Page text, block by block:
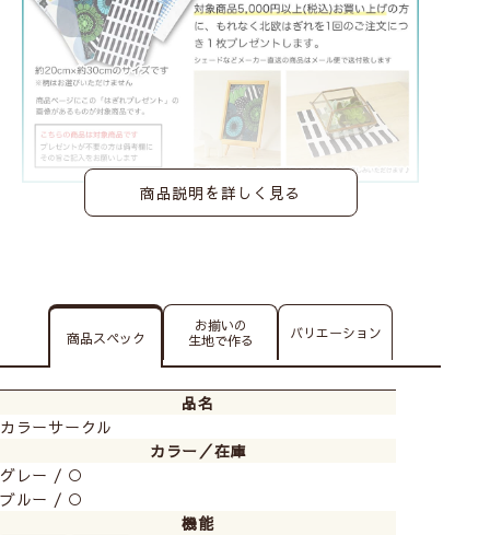
商品説明を詳しく見る
商品スペック
お揃いの
生地で作る
バリエーション
品名
カラーサークル
カラー／在庫
グレー / ○
ブルー / ○
機能